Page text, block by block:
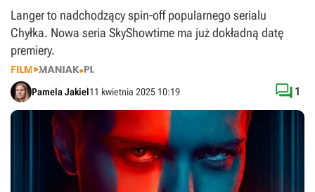
Langer to nadchodzący spin-off popularnego serialu
Chyłka. Nowa seria SkyShowtime ma już dokładną datę
premiery.
Pamela Jakiel11 kwietnia 2025 10:19  1